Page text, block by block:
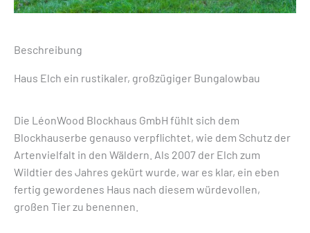
Beschreibung
Haus Elch ein rustikaler, großzügiger Bungalowbau
Die LéonWood Blockhaus GmbH fühlt sich dem
Blockhauserbe genauso verpflichtet, wie dem Schutz der
Artenvielfalt in den Wäldern. Als 2007 der Elch zum
Wildtier des Jahres gekürt wurde, war es klar, ein eben
fertig gewordenes Haus nach diesem würdevollen,
großen Tier zu benennen.